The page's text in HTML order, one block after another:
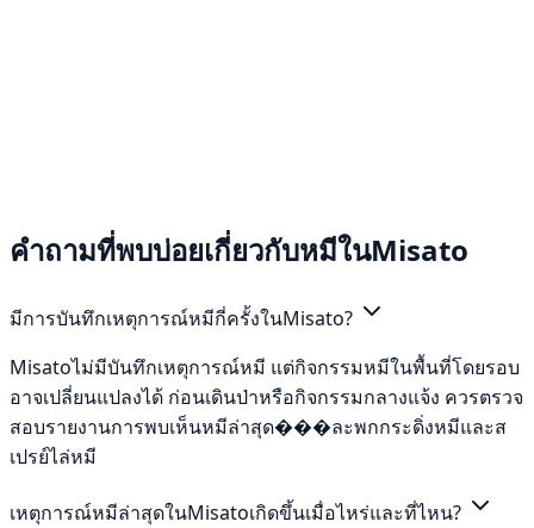
คำถามที่พบบ่อยเกี่ยวกับหมีในMisato
มีการบันทึกเหตุการณ์หมีกี่ครั้งในMisato?
Misatoไม่มีบันทึกเหตุการณ์หมี แต่กิจกรรมหมีในพื้นที่โดยรอบ
อาจเปลี่ยนแปลงได้ ก่อนเดินป่าหรือกิจกรรมกลางแจ้ง ควรตรวจ
สอบรายงานการพบเห็นหมีล่าสุด���ละพกกระดิ่งหมีและส
เปรย์ไล่หมี
เหตุการณ์หมีล่าสุดในMisatoเกิดขึ้นเมื่อไหร่และที่ไหน?